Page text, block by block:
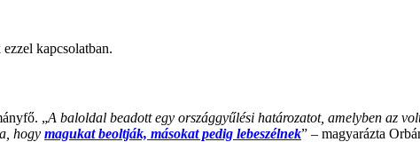
kapcsolatban.
„A baloldal beadott egy országgyűlési határozatot, amelyben az
hogy magukat beoltják, másokat pedig lebeszélnek” – magyarázta